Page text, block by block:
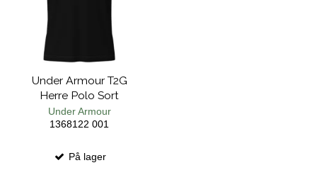
Under Armour T2G
Herre Polo Sort
Under Armour
1368122 001
På lager